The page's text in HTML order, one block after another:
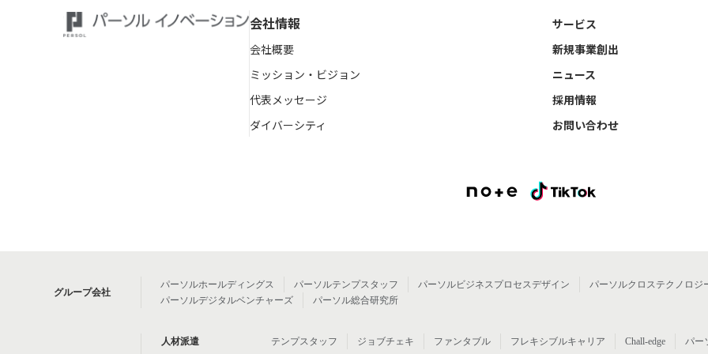
会社情報
会社概要
ミッション・ビジョン
代表メッセージ
ダイバーシティ
サービス
新規事業創出
ニュース
採用情報
お問い合わせ
グループ会社
パーソルホールディングス パーソルテンプスタッフ パーソルビジネスプロセスデザイン
パーソルクロステクノロジ
パーソルデジタルベンチャーズ
パーソル総合研究所
人材派遣 テンプスタッフ ジョブチェキ ファンタブル フレキシブルキャリア Chall-edge パー